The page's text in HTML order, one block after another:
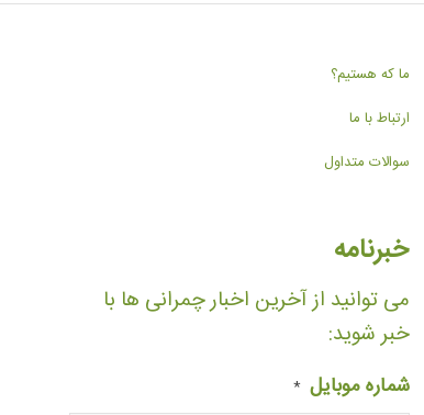
ما که هستیم؟
ارتباط با ما
سوالات متداول
خبرنامه
می توانید از آخرین اخبار چمرانی ها با
خبر شوید:
شماره موبایل *